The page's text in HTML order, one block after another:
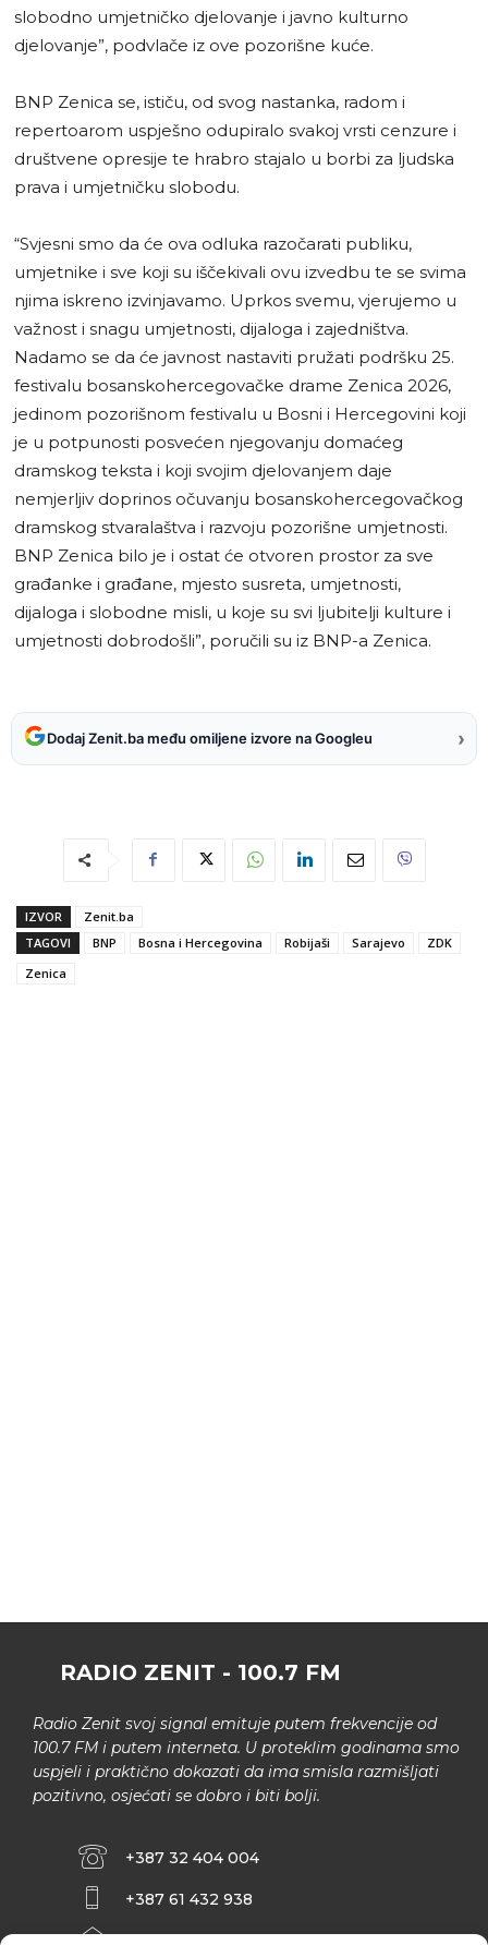
slobodno umjetničko djelovanje i javno kulturno
djelovanje”, podvlače iz ove pozorišne kuće.
BNP Zenica se, ističu, od svog nastanka, radom i
repertoarom uspješno odupiralo svakoj vrsti cenzure i
društvene opresije te hrabro stajalo u borbi za ljudska
prava i umjetničku slobodu.
“Svjesni smo da će ova odluka razočarati publiku,
umjetnike i sve koji su iščekivali ovu izvedbu te se svima
njima iskreno izvinjavamo. Uprkos svemu, vjerujemo u
važnost i snagu umjetnosti, dijaloga i zajedništva.
Nadamo se da će javnost nastaviti pružati podršku 25.
festivalu bosanskohercegovačke drame Zenica 2026,
jedinom pozorišnom festivalu u Bosni i Hercegovini koji
je u potpunosti posvećen njegovanju domaćeg
dramskog teksta i koji svojim djelovanjem daje
nemjerljiv doprinos očuvanju bosanskohercegovačkog
dramskog stvaralaštva i razvoju pozorišne umjetnosti.
BNP Zenica bilo je i ostat će otvoren prostor za sve
građanke i građane, mjesto susreta, umjetnosti,
dijaloga i slobodne misli, u koje su svi ljubitelji kulture i
umjetnosti dobrodošli”, poručili su iz BNP-a Zenica.
Dodaj Zenit.ba među omiljene izvore na Googleu ›
IZVOR
Zenit.ba
TAGOVI
BNP Bosna i Hercegovina Robijaši Sarajevo
ZDK
Zenica
RADIO ZENIT - 100.7 FM
Radio Zenit svoj signal emituje putem frekvencije od
100.7 FM i putem interneta. U proteklim godinama smo
uspjeli i praktično dokazati da ima smisla razmišljati
pozitivno, osjećati se dobro i biti bolji.
+387 32 404 004
+387 61 432 938
INFO@ZENIT.BA